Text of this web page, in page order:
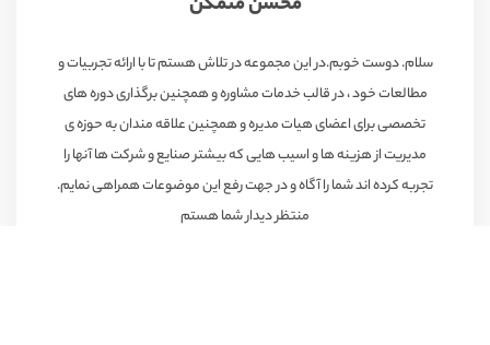
سلام. دوست خوبم.در این مجموعه در تلاش هستم تا با ارائه تجربیات و
مطالعات خود ، در قالب خدمات مشاوره و همچنین برگذاری دوره های
تخصصی برای اعضای هیات مدیره و همچنین علاقه مندان به حوزه ی
مدیریت از هزینه ها و اسیب هایی که بیشتر صنایع و شرکت ها آنها را
تجربه کرده اند شما را آگاه و در جهت رفع این موضوعات همراهی نمایم.
منتظر دیدار شما هستم